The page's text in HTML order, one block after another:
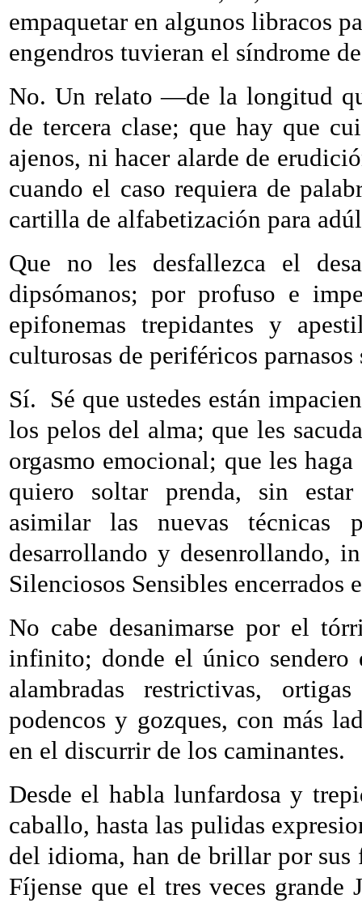
empaquetar en algunos libracos
engendros tuvieran el síndrome
No. Un relato —de la longitud
de tercera clase; que hay que
ajenos, ni hacer alarde de
cuando el caso requiera de
cartilla de alfabetización para
Que no les desfallezca el
dipsómanos; por profuso e
epifonemas trepidantes y
culturosas de periféricos parnasos
Sí. Sé que ustedes están
los pelos del alma; que les
orgasmo emocional; que les
quiero soltar prenda, sin estar
asimilar las nuevas técnicas
desarrollando y desenrollando,
Silenciosos Sensibles
No cabe desanimarse por el
infinito; donde el único sendero
alambradas restrictivas,
podencos y gozques, con más
en el discurrir de los caminantes.
Desde el habla lunfardosa y
caballo, hasta las pulidas
del idioma, han de brillar por sus
Fíjense que el tres veces